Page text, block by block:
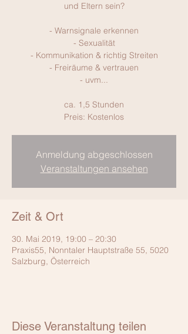
und Eltern sein?
- Warnsignale erkennen
- Sexualität
- Kommunikation & richtig Streiten
- Freiräume & vertrauen
- uvm...
ca. 1,5 Stunden
Preis: Kostenlos
Anmeldung abgeschlossen
Veranstaltungen ansehen
Zeit & Ort
30. Mai 2019, 19:00 – 20:30
Praxis55, Nonntaler Hauptstraße 55, 5020
Salzburg, Österreich
Diese Veranstaltung teilen